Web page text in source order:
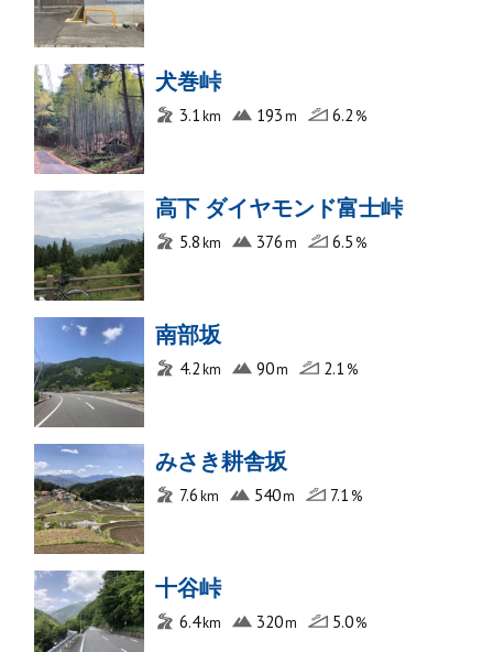
犬巻峠
3.1 193 6.2
高下 ダイヤモンド富士峠
5.8 376 6.5
南部坂
4.2 90 2.1
みさき耕舎坂
7.6 540 7.1
十谷峠
6.4 320 5.0